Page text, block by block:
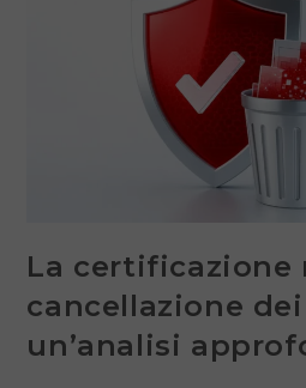
La certificazione
cancellazione
un’analisi